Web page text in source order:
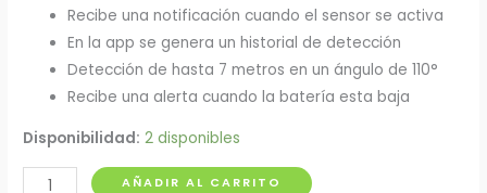
Recibe una notificación cuando el sensor se activa
En la app se genera un historial de detección
Detección de hasta 7 metros en un ángulo de 110°
Recibe una alerta cuando la batería esta baja
Disponibilidad: 2 disponibles
Sensor
AÑADIR AL CARRITO